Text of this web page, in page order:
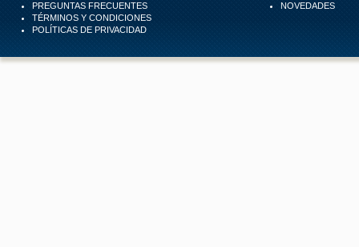
PREGUNTAS FRECUENTES
TÉRMINOS Y CONDICIONES
POLÍTICAS DE PRIVACIDAD
NOVEDADES